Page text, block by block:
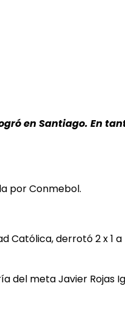
en Santiago. En
por Conmebol.
Católica, derrotó 2 x 1
del meta Javier Rojas